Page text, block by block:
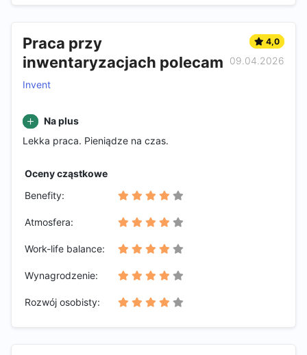
Praca przy
inwentaryzacjach polecam
Invent
4,0
09.04.2026
Na plus
Lekka praca. Pieniądze na czas.
Oceny cząstkowe
Benefity:
Atmosfera:
Work-life balance:
Wynagrodzenie:
Rozwój osobisty: